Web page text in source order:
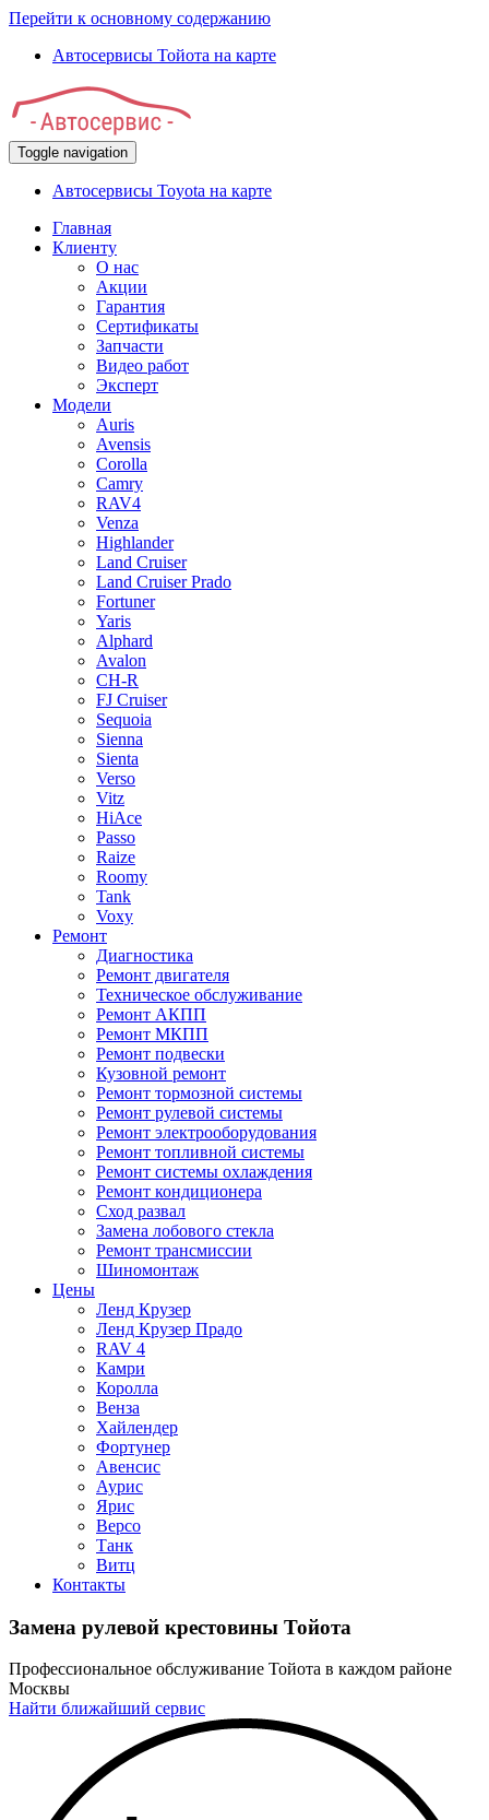
Перейти к основному содержанию
Автосервисы Тойота на карте
Toggle navigation
Автосервисы Toyota на карте
Главная
Клиенту
О нас
Акции
Гарантия
Сертификаты
Запчасти
Видео работ
Эксперт
Модели
Auris
Avensis
Corolla
Camry
RAV4
Venza
Highlander
Land Cruiser
Land Cruiser Prado
Fortuner
Yaris
Alphard
Avalon
CH-R
FJ Cruiser
Sequoia
Sienna
Sienta
Verso
Vitz
HiAce
Passo
Raize
Roomy
Tank
Voxy
Ремонт
Диагностика
Ремонт двигателя
Техническое обслуживание
Ремонт АКПП
Ремонт МКПП
Ремонт подвески
Кузовной ремонт
Ремонт тормозной системы
Ремонт рулевой системы
Ремонт электрооборудования
Ремонт топливной системы
Ремонт системы охлаждения
Ремонт кондиционера
Сход развал
Замена лобового стекла
Ремонт трансмиссии
Шиномонтаж
Цены
Ленд Крузер
Ленд Крузер Прадо
RAV 4
Камри
Королла
Венза
Хайлендер
Фортунер
Авенсис
Аурис
Ярис
Версо
Танк
Витц
Контакты
Замена рулевой крестовины Тойота
Профессиональное обслуживание Тойота в каждом районе
Москвы
Найти ближайший сервис